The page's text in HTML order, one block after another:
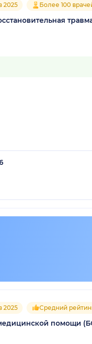
2025 Более 100
2025 Средний
помощи